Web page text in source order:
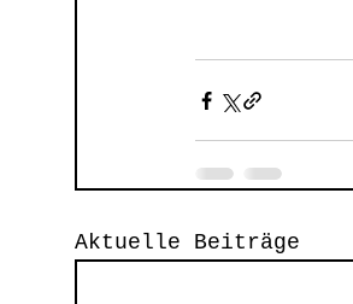
Aktuelle Beiträge